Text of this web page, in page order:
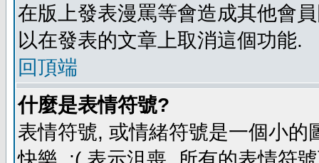
在版上發表漫罵等會造成其他會
以在發表的文章上取消這個功能.
回頂端
什麼是表情符號?
表情符號, 或情緒符號是一個小